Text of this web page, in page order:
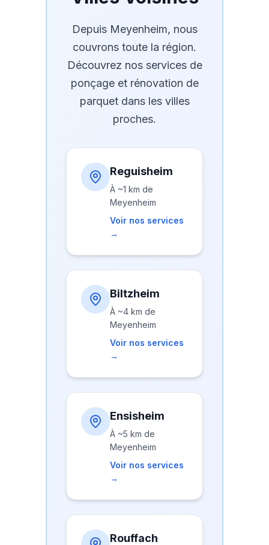
Depuis Meyenheim, nous
couvrons toute la région.
Découvrez nos services de
ponçage et rénovation de
parquet dans les villes
proches.
Reguisheim
À ~1 km de
Meyenheim
Voir nos services
→
Biltzheim
À ~4 km de
Meyenheim
Voir nos services
→
Ensisheim
À ~5 km de
Meyenheim
Voir nos services
→
Rouffach